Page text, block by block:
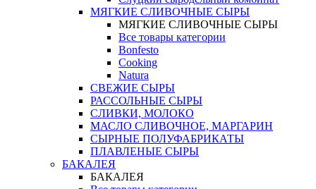
МЯГКИЕ СЛИВОЧНЫЕ СЫРЫ
МЯГКИЕ СЛИВОЧНЫЕ СЫРЫ
Все товары категории
Bonfesto
Cooking
Natura
СВЕЖИЕ СЫРЫ
РАССОЛЬНЫЕ СЫРЫ
СЛИВКИ, МОЛОКО
МАСЛО СЛИВОЧНОЕ, МАРГАРИН
СЫРНЫЕ ПОЛУФАБРИКАТЫ
ПЛАВЛЕНЫЕ СЫРЫ
БАКАЛЕЯ
БАКАЛЕЯ